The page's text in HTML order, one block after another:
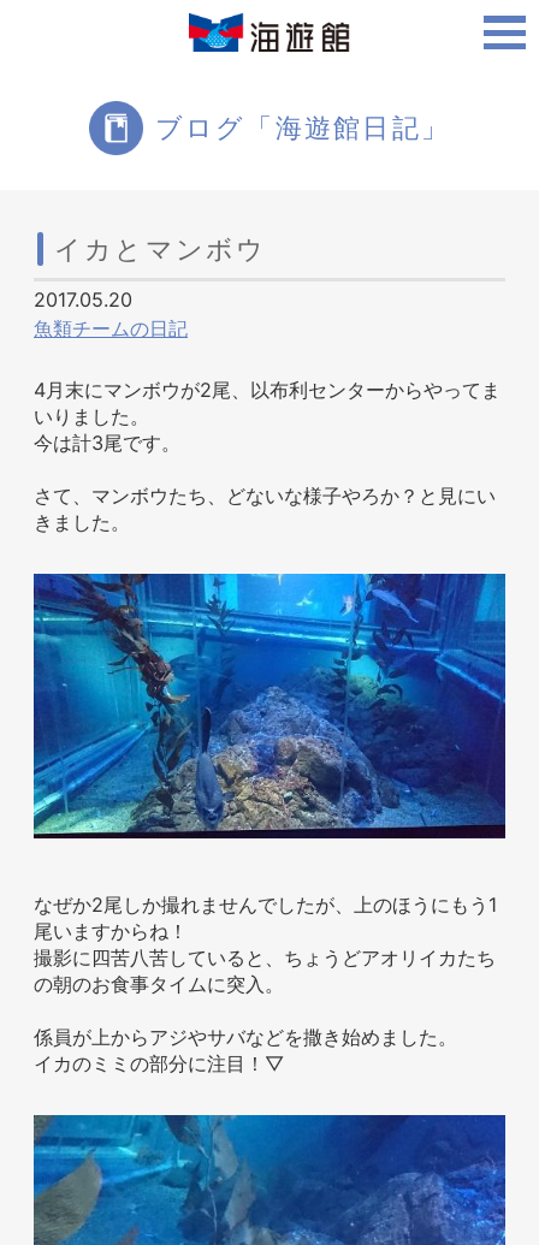
ブログ「海遊館日記」
イカとマンボウ
2017.05.20
魚類チームの日記
4月末にマンボウが2尾、以布利センターからやってま
いりました。
今は計3尾です。
さて、マンボウたち、どないな様子やろか？と見にい
きました。
なぜか2尾しか撮れませんでしたが、上のほうにもう1
尾いますからね！
撮影に四苦八苦していると、ちょうどアオリイカたち
の朝のお食事タイムに突入。
係員が上からアジやサバなどを撒き始めました。
イカのミミの部分に注目！▽
ホテル事業者様
お問い合わせ